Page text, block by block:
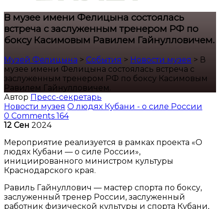
В музее имени Фелицына состоялась
встреча с заслуженным тренером РФ по
боксу Касимовым Равилем Гайнулловичем.
Музей Фелицына > События > Новости музея > В
музее имени Фелицына состоялась встреча с
заслуженным тренером РФ по боксу Касимовым
Равилем Гайнулловичем.
Автор Пресс-секретарь
Новости музея О людях Кубани - о силе России
0 Comments 164
12 Сен 2024
Мероприятие реализуется в рамках проекта «О
людях Кубани — о силе России»,
инициированного министром культуры
Краснодарского края.
Равиль Гайнуллович — мастер спорта по боксу,
заслуженный тренер России, заслуженный
работник физической культуры и спорта Кубани,